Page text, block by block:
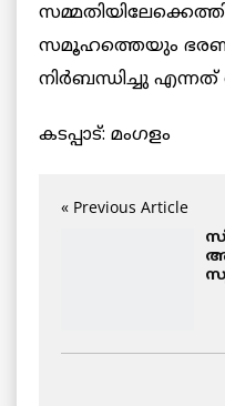
സമൂഹത്തെയും
നിര്‍ബന്ധിച്ചു എന്നത്‌
കടപ്പാട്: മംഗളം
« Previous Article